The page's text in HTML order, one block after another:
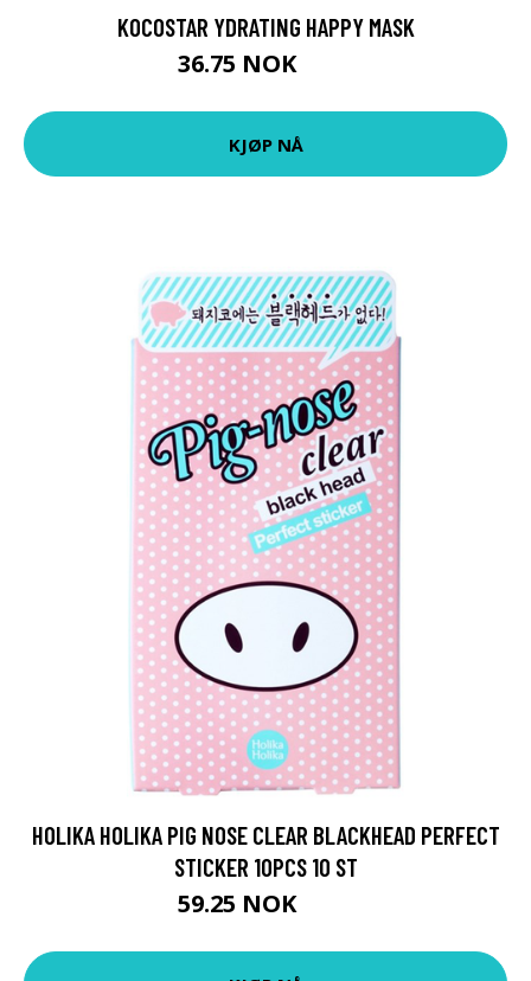
KOCOSTAR YDRATING HAPPY MASK
36.75 NOK
KJØP NÅ
HOLIKA HOLIKA PIG NOSE CLEAR BLACKHEAD PERFECT
STICKER 10PCS 10 ST
59.25 NOK